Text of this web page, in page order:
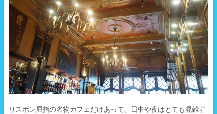
リスボン屈指の名物カフェだけあって、日中や夜はとても混雑す